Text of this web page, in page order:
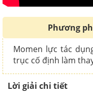
Phương
Momen lực tác
trục cố định làm
Lời giải chi tiết